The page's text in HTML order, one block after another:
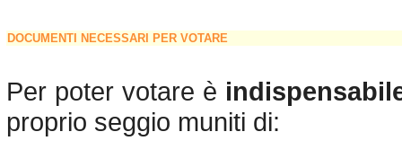
DOCUMENTI NECESSARI PER VOTARE
Per poter votare è
proprio seggio muniti di: